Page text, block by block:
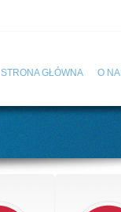
STRONA GŁÓWNA O